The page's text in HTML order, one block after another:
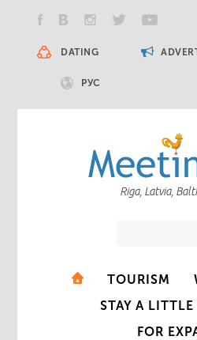
DATING
РУС
Riga, Latvia,
TOURISM
STAY A
FOR